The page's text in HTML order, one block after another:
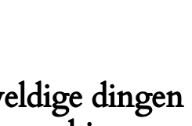
dingen